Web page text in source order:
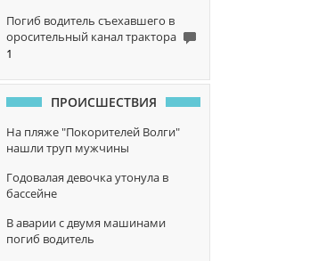
Погиб водитель съехавшего в
оросительный канал трактора
1
ПРОИСШЕСТВИЯ
На пляже "Покорителей Волги"
нашли труп мужчины
Годовалая девочка утонула в
бассейне
В аварии с двумя машинами
погиб водитель